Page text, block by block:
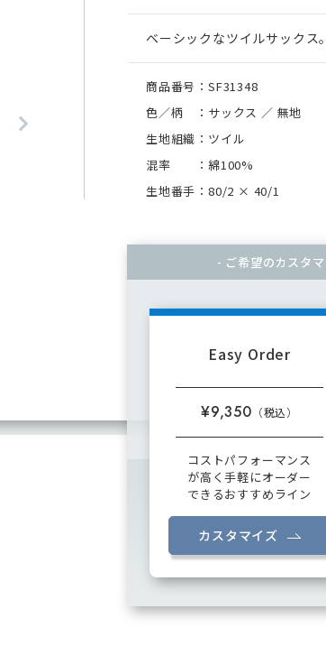
ベーシックなツイルサックス。
商品番号：SF31348
色／柄 ：サックス ／ 無地
生地組織：ツイル
混率 ：綿100%
生地番手：80/2 × 40/1
- ご希望のカスタ
Easy Order
¥9,350
コストパフォーマンス
が高く手軽にオーダー
できるおすすめライン
カスタマイズ